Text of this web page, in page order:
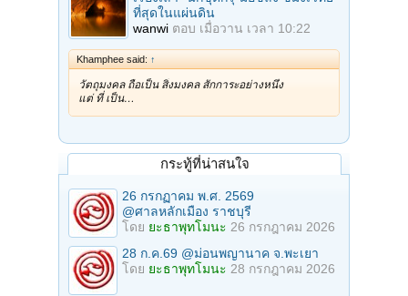
ที่สุดในแผ่นดิน
wanwi ตอบ เมื่อวาน เวลา 10:22
Khamphee said: ↑
วัตถุมงคล ถือเป็น สิ่งมงคล สักการะอย่างหนึ่ง
แต่ ที่ เป็น…
กระทู้ที่น่าสนใจ
26 กรกฏาคม พ.ศ. 2569
@ศาลหลักเมือง ราชบุรี
โดย ยะธาพุทโมนะ 26 กรกฎาคม 2026
28 ก.ค.69 @ม่อนพญานาค จ.พะเยา
โดย ยะธาพุทโมนะ 28 กรกฎาคม 2026